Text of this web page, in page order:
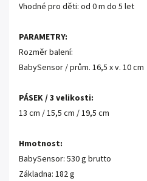
Vhodné pro děti: od 0 m do 5 let
PARAMETRY:
Rozměr balení:
BabySensor / prům. 16,5 x v. 10 cm
PÁSEK / 3 velikosti:
13 cm / 15,5 cm / 19,5 cm
Hmotnost:
BabySensor: 530 g brutto
Základna: 182 g